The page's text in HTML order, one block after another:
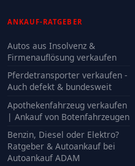
ANKAUF-RATGEBER
Autos aus Insolvenz &
Firmenauflösung verkaufen
Pferdetransporter verkaufen -
Auch defekt & bundesweit
Apothekenfahrzeug verkaufen
| Ankauf von Botenfahrzeugen
Benzin, Diesel oder Elektro?
Ratgeber & Autoankauf bei
Autoankauf ADAM